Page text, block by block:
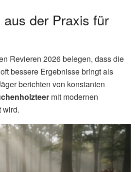
der Praxis für
Revieren 2026 belegen, dass die
bessere Ergebnisse bringt als
berichten von konstanten
mit modernen
wird.